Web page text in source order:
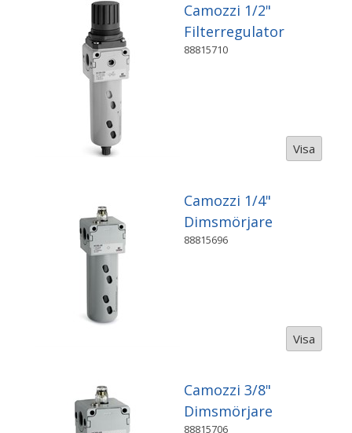
Camozzi 1/2"
Filterregulator
88815710
Visa
Camozzi 1/4"
Dimsmörjare
88815696
Visa
Camozzi 3/8"
Dimsmörjare
88815706